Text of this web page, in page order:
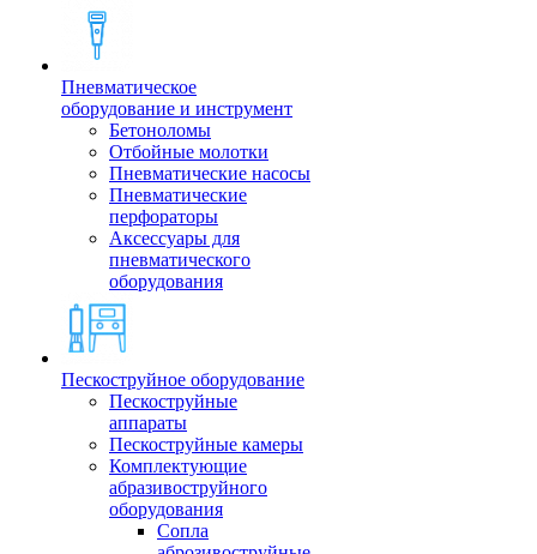
Пневматическое
оборудование и инструмент
Бетоноломы
Отбойные молотки
Пневматические насосы
Пневматические
перфораторы
Аксессуары для
пневматического
оборудования
Пескоструйное оборудование
Пескоструйные
аппараты
Пескоструйные камеры
Комплектующие
абразивоструйного
оборудования
Сопла